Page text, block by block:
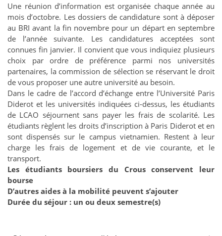
Une réunion d’information est organisée chaque année au
mois d’octobre. Les dossiers de candidature sont à déposer
au BRI avant la fin novembre pour un départ en septembre
de l’année suivante. Les candidatures acceptées sont
connues fin janvier. Il convient que vous indiquiez plusieurs
choix par ordre de préférence parmi nos universités
partenaires, la commission de sélection se réservant le droit
de vous proposer une autre université au besoin.
Dans le cadre de l’accord d’échange entre l’Université Paris
Diderot et les universités indiquées ci-dessus, les étudiants
de LCAO séjournent sans payer les frais de scolarité. Les
étudiants règlent les droits d’inscription à Paris Diderot et en
sont dispensés sur le campus vietnamien. Restent à leur
charge les frais de logement et de vie courante, et le
transport.
Les étudiants boursiers du Crous conservent leur
bourse
D’autres aides à la mobilité peuvent s’ajouter
Durée du séjour : un ou deux semestre(s)